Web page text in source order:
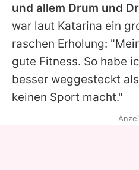
und allem Drum und
war laut Katarina ein
raschen Erholung:
gute Fitness. So habe
besser weggesteckt
keinen Sport macht."